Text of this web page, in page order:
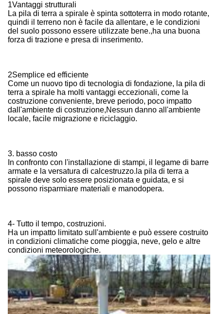
1Vantaggi strutturali
La pila di terra a spirale è spinta sottoterra in modo rotante,
quindi il terreno non è facile da allentare, e le condizioni
del suolo possono essere utilizzate bene.,ha una buona
forza di trazione e presa di inserimento.
2Semplice ed efficiente
Come un nuovo tipo di tecnologia di fondazione, la pila di
terra a spirale ha molti vantaggi eccezionali, come la
costruzione conveniente, breve periodo, poco impatto
dall'ambiente di costruzione,Nessun danno all'ambiente
locale, facile migrazione e riciclaggio.
3. basso costo
In confronto con l'installazione di stampi, il legame di barre
armate e la versatura di calcestruzzo.la pila di terra a
spirale deve solo essere posizionata e guidata, e si
possono risparmiare materiali e manodopera.
4- Tutto il tempo, costruzioni.
Ha un impatto limitato sull'ambiente e può essere costruito
in condizioni climatiche come pioggia, neve, gelo e altre
condizioni meteorologiche.